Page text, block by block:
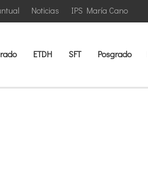
IPS María Cano
Noticias
ETDH SFT Posgrado